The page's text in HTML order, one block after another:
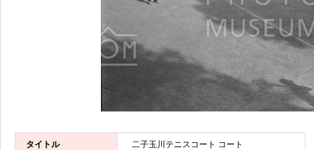
タイトル 二子玉川テニスコート コート